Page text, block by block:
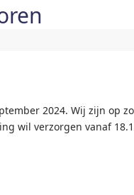
2024. Wij zijn op
wil verzorgen vanaf